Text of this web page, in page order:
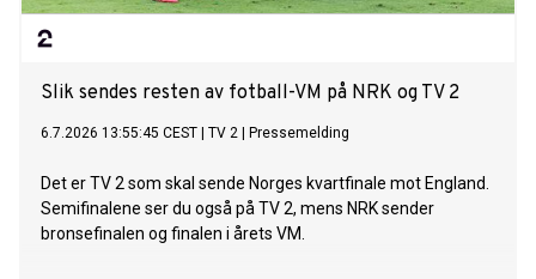
Slik sendes resten av fotball-VM på NRK og TV 2
6.7.2026 13:55:45 CEST TV 2 Pressemelding
Det er TV 2 som skal sende Norges kvartfinale mot England.
Semifinalene ser du også på TV 2, mens NRK sender
bronsefinalen og finalen i årets VM.